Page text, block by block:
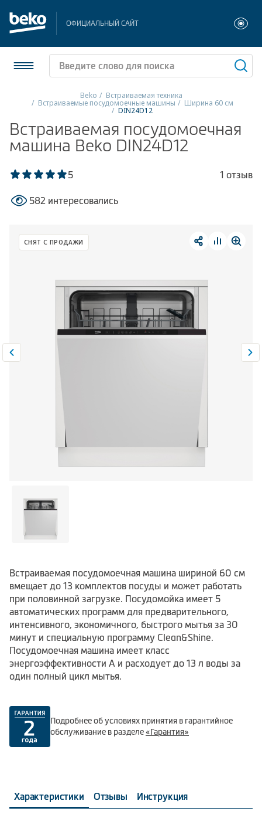
ОФИЦИАЛЬНЫЙ САЙТ
Стиральные и сушильные машины
Посудомоечные машины
Плиты
Малая бытовая техника
Beko Встраиваемая техника
Встраиваемые посудомоечные машины Ширина 60 см
DIN24D12
Встраиваемая посудомоечная
машина Beko DIN24D12
5 1 отзыв
582 интересовались
СНЯТ С ПРОДАЖИ
Встраиваемая посудомоечная машина шириной 60 см
вмещает до 13 комплектов посуды и может работать
при половинной загрузке. Посудомойка имеет 5
автоматических программ для предварительного,
интенсивного, экономичного, быстрого мытья за 30
минут и специальную программу Clean&Shine.
Посудомоечная машина имеет класс
энергоэффективности А и расходует до 13 л воды за
один полный цикл мытья.
Подробнее об условиях принятия в гарантийное
обслуживание в разделе«Гарантия»
Характеристики Отзывы Инструкция